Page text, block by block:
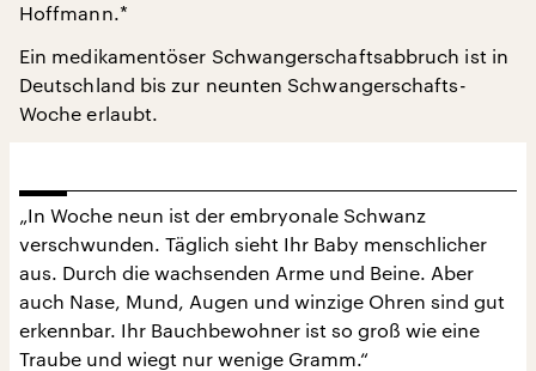
Hoffmann.*
Ein medikamentöser Schwangerschaftsabbruch ist in
Deutschland bis zur neunten Schwangerschafts-
Woche erlaubt.
„In Woche neun ist der embryonale Schwanz
verschwunden. Täglich sieht Ihr Baby menschlicher
aus. Durch die wachsenden Arme und Beine. Aber
auch Nase, Mund, Augen und winzige Ohren sind gut
erkennbar. Ihr Bauchbewohner ist so groß wie eine
Traube und wiegt nur wenige Gramm.“